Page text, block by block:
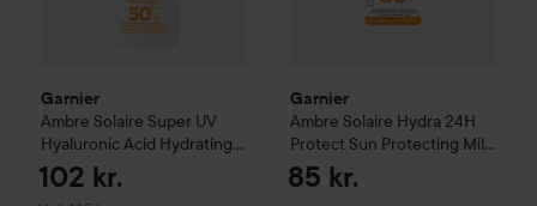
Garnier
Ambre Solaire Super UV
Hyaluronic Acid Hydrating
Fluid SPF50+ for Normal
Skin40 ml
102 kr.
Garnier
Ambre Solaire Hydra 24H
Protect Sun Protecting Milk
SPF30
85 kr.